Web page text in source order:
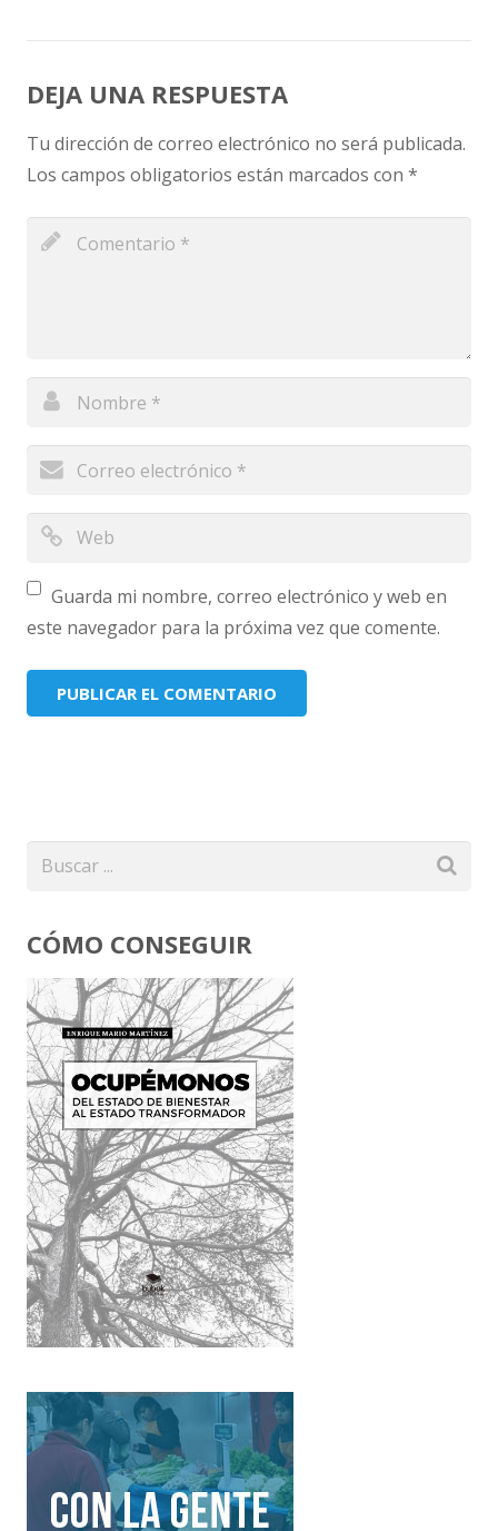
DEJA UNA RESPUESTA
Tu dirección de correo electrónico no será publicada.
Los campos obligatorios están marcados con *
Guarda mi nombre, correo electrónico y web en
este navegador para la próxima vez que comente.
CÓMO CONSEGUIR